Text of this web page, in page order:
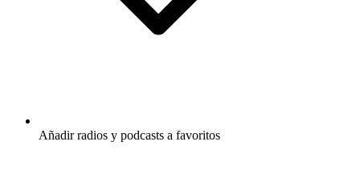
Añadir radios y podcasts a favoritos